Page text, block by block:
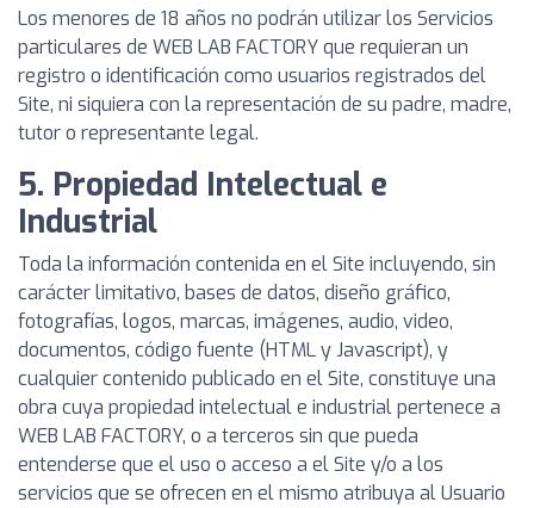
Los menores de 18 años no podrán utilizar los Servicios
particulares de WEB LAB FACTORY que requieran un
registro o identificación como usuarios registrados del
Site, ni siquiera con la representación de su padre, madre,
tutor o representante legal.
5. Propiedad Intelectual e
Industrial
Toda la información contenida en el Site incluyendo, sin
carácter limitativo, bases de datos, diseño gráfico,
fotografías, logos, marcas, imágenes, audio, video,
documentos, código fuente (HTML y Javascript), y
cualquier contenido publicado en el Site, constituye una
obra cuya propiedad intelectual e industrial pertenece a
WEB LAB FACTORY, o a terceros sin que pueda
entenderse que el uso o acceso a el Site y/o a los
servicios que se ofrecen en el mismo atribuya al Usuario